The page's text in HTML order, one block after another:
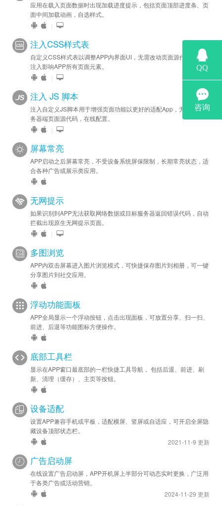
应用在载入页面数据时出现加载进度提示，包括页面顶部进度条、页
面中间加载动画，自选样式。
|
注入CSS样式表
自定义CSS样式表以调整APP内界面UI，无需改动页面源代码，一键
注入影响APP所有页面元素。
|
注入 JS 脚本
注入自定义JS脚本用于增强页面功能以更好的适配App，无需修改服
务器端页面源代码，在线配置。
|
屏幕常亮
APP启动之后屏幕常亮，不受设备系统屏保限制，长期常亮状态，适
合各种广告或展示类应用。
无网提示
如果识别到APP无法获取网络数据或目标服务器返回错误代码，自动
拦截出现原生无网提示页面。
|
多图浏览
APP内双击屏幕进入图片浏览模式，可快捷保存图片到相册，可一键
分享图片到社交应用。
浮动功能面板
APP全局显示一个浮动按钮，点击出现面板，可放置分享、扫一扫、
前进、后退等功能图标方便操作。
底部工具栏
显示在APP窗口最底部的一栏快捷工具导航， 包括后退、前进、刷
新、清理（缓存）、主页等按钮。
设备适配
设置APP兼容手机或平板，适配横屏、竖屏或自适应，可开启全屏隐
藏设备顶部状态栏。
2021-11-9 更新
广告启动屏
在线设置广告启动屏，APP开机屏上半部分可动态实时更换，广泛用
于各类广告或活动营销。
2024-11-29 更新